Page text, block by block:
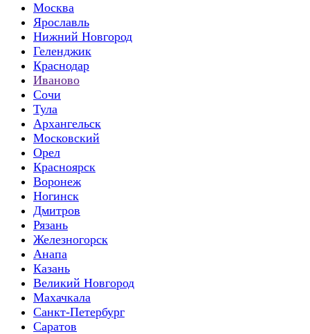
Москва
Ярославль
Нижний Новгород
Геленджик
Краснодар
Иваново
Сочи
Тула
Архангельск
Московский
Орел
Красноярск
Воронеж
Ногинск
Дмитров
Рязань
Железногорск
Анапа
Казань
Великий Новгород
Махачкала
Санкт-Петербург
Саратов